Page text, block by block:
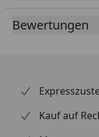
Sollte Ihnen nicht
Abmessungen
handelt (wir
Bewertungen
Kauf auf